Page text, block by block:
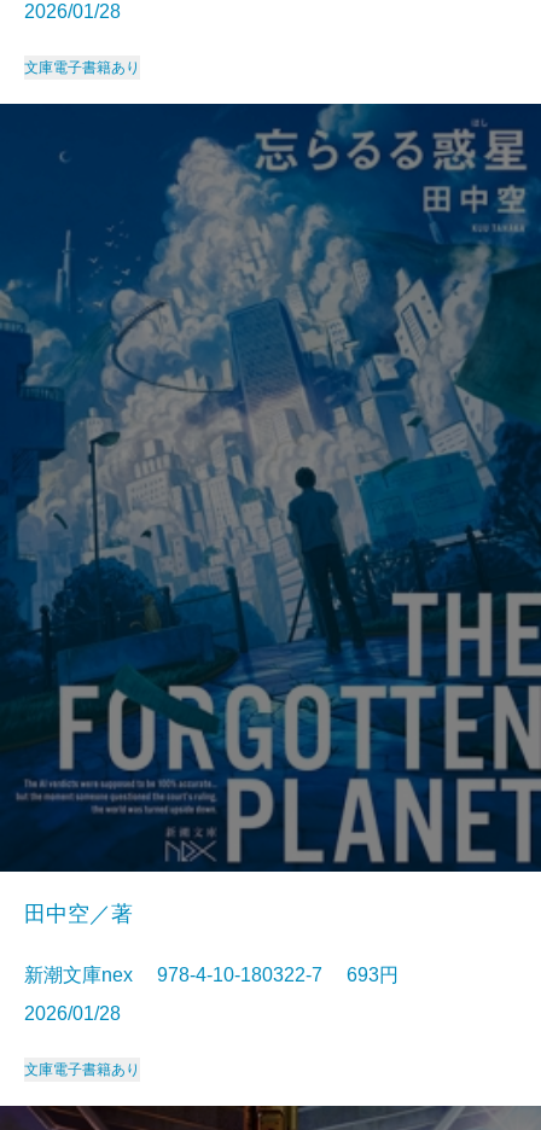
2026/01/28
文庫電子書籍あり
田中空／著
新潮文庫nex 978-4-10-180322-7 693円
2026/01/28
文庫電子書籍あり